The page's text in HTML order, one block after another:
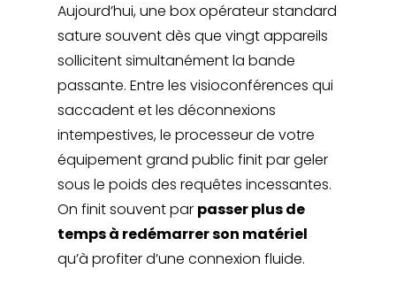
Aujourd’hui, une box opérateur standard
sature souvent dès que vingt appareils
sollicitent simultanément la bande
passante. Entre les visioconférences qui
saccadent et les déconnexions
intempestives, le processeur de votre
équipement grand public finit par geler
sous le poids des requêtes incessantes.
On finit souvent par passer plus de
temps à redémarrer son matériel
qu’à profiter d’une connexion fluide.